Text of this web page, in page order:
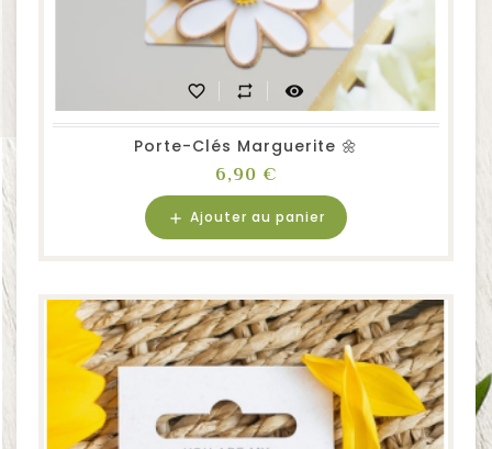
favorite_border repeat visibility
Porte-Clés Marguerite 🌼
Prix
6,90 €
add Ajouter au panier